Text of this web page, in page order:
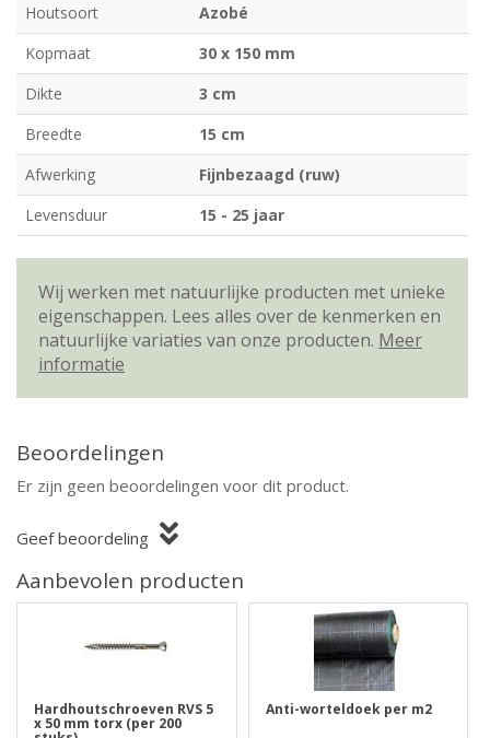
Houtsoort
Azobé
Kopmaat
30 x 150 mm
Dikte
3 cm
Breedte
15 cm
Afwerking
Fijnbezaagd (ruw)
Levensduur
15 - 25 jaar
Wij werken met natuurlijke producten met unieke
eigenschappen. Lees alles over de kenmerken en
natuurlijke variaties van onze producten. Meer
informatie
Beoordelingen
Er zijn geen beoordelingen voor dit product.
Geef beoordeling
Aanbevolen producten
Hardhoutschroeven RVS 5
x 50 mm torx (per 200
Anti-worteldoek per m2